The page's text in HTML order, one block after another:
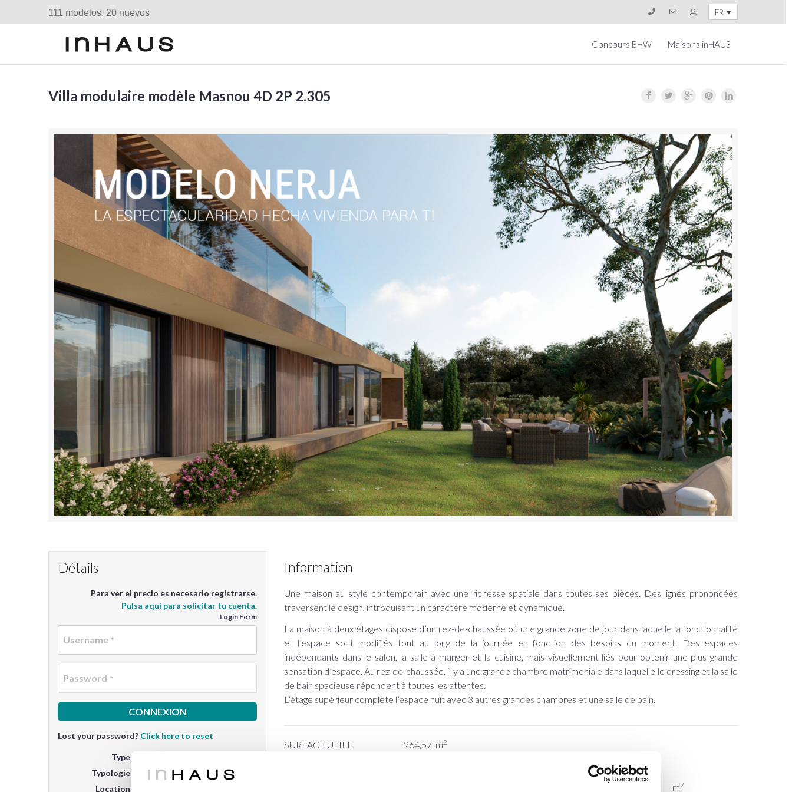
111 modelos, 20 nuevos FR
Concours BHW Maisons inHAUS
Villa modulaire modèle Masnou 4D 2P 2.305
Détails
Para ver el precio es necesario registrarse.
Pulsa aquí para solicitar tu cuenta.
Login Form
Username
Password
Lost your password? Click here to reset
Type
Typologie
Location
Information
Une maison au style contemporain avec une richesse spatiale dans toutes ses pièces. Des lignes prononcées
traversent le design, introduisant un caractère moderne et dynamique.
La maison à deux étages dispose d’un rez-de-chaussée où une grande zone de jour dans laquelle la fonctionnalité
et l’espace sont modifiés tout au long de la journée en fonction des besoins du moment. Des espaces
indépendants dans le salon, la salle à manger et la cuisine, mais visuellement liés pour obtenir une plus grande
sensation d’espace. Au rez-de-chaussée, il y a une grande chambre matrimoniale dans laquelle le dressing et la salle
de bain spacieuse répondent à toutes les attentes.
L’étage supérieur complète l’espace nuit avec 3 autres grandes chambres et une salle de bain.
SURFACE UTILE 264,57 m2
PREMIER NIVEAU
m2